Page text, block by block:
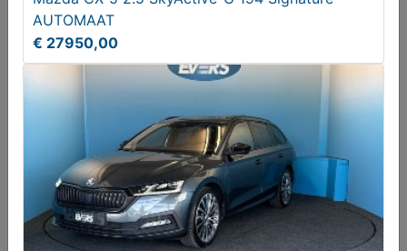
€ 6990,00
AUTOMAAT
€ 27950,00